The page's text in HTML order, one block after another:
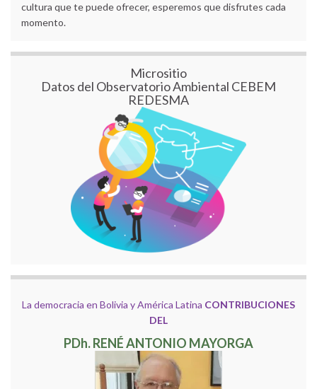
cultura que te puede ofrecer, esperemos que disfrutes cada
momento.
Micrositio
Datos del Observatorio Ambiental CEBEM
REDESMA
La democracia en Bolivia y América Latina CONTRIBUCIONES
DEL
PDh. RENÉ ANTONIO MAYORGA